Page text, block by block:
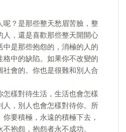
呢？是那些整天愁眉苦臉，整
人，還是喜歡那些整天開開心
中是那些抱怨的，消極的人的
格中的缺陷。如果你不改變的
社會的。你也是很難和別人合
怎樣對待生活，生活也會怎樣
人，別人也會怎樣對待你。所
要積極，永遠的積極下去，
抱怨，抱怨者永不成功。